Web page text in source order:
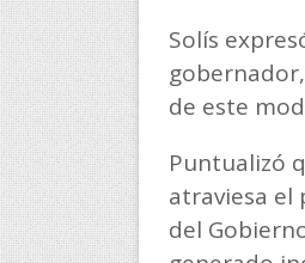
Solís
de este
Puntualizó
atraviesa el
del